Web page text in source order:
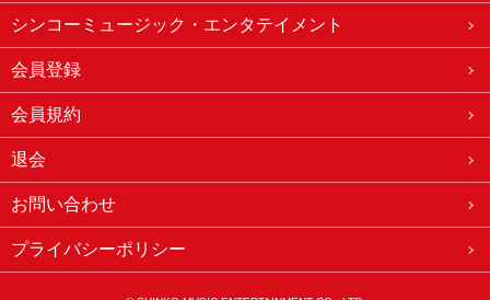
シンコーミュージック・エンタテイメント
会員登録
会員規約
退会
お問い合わせ
プライバシーポリシー